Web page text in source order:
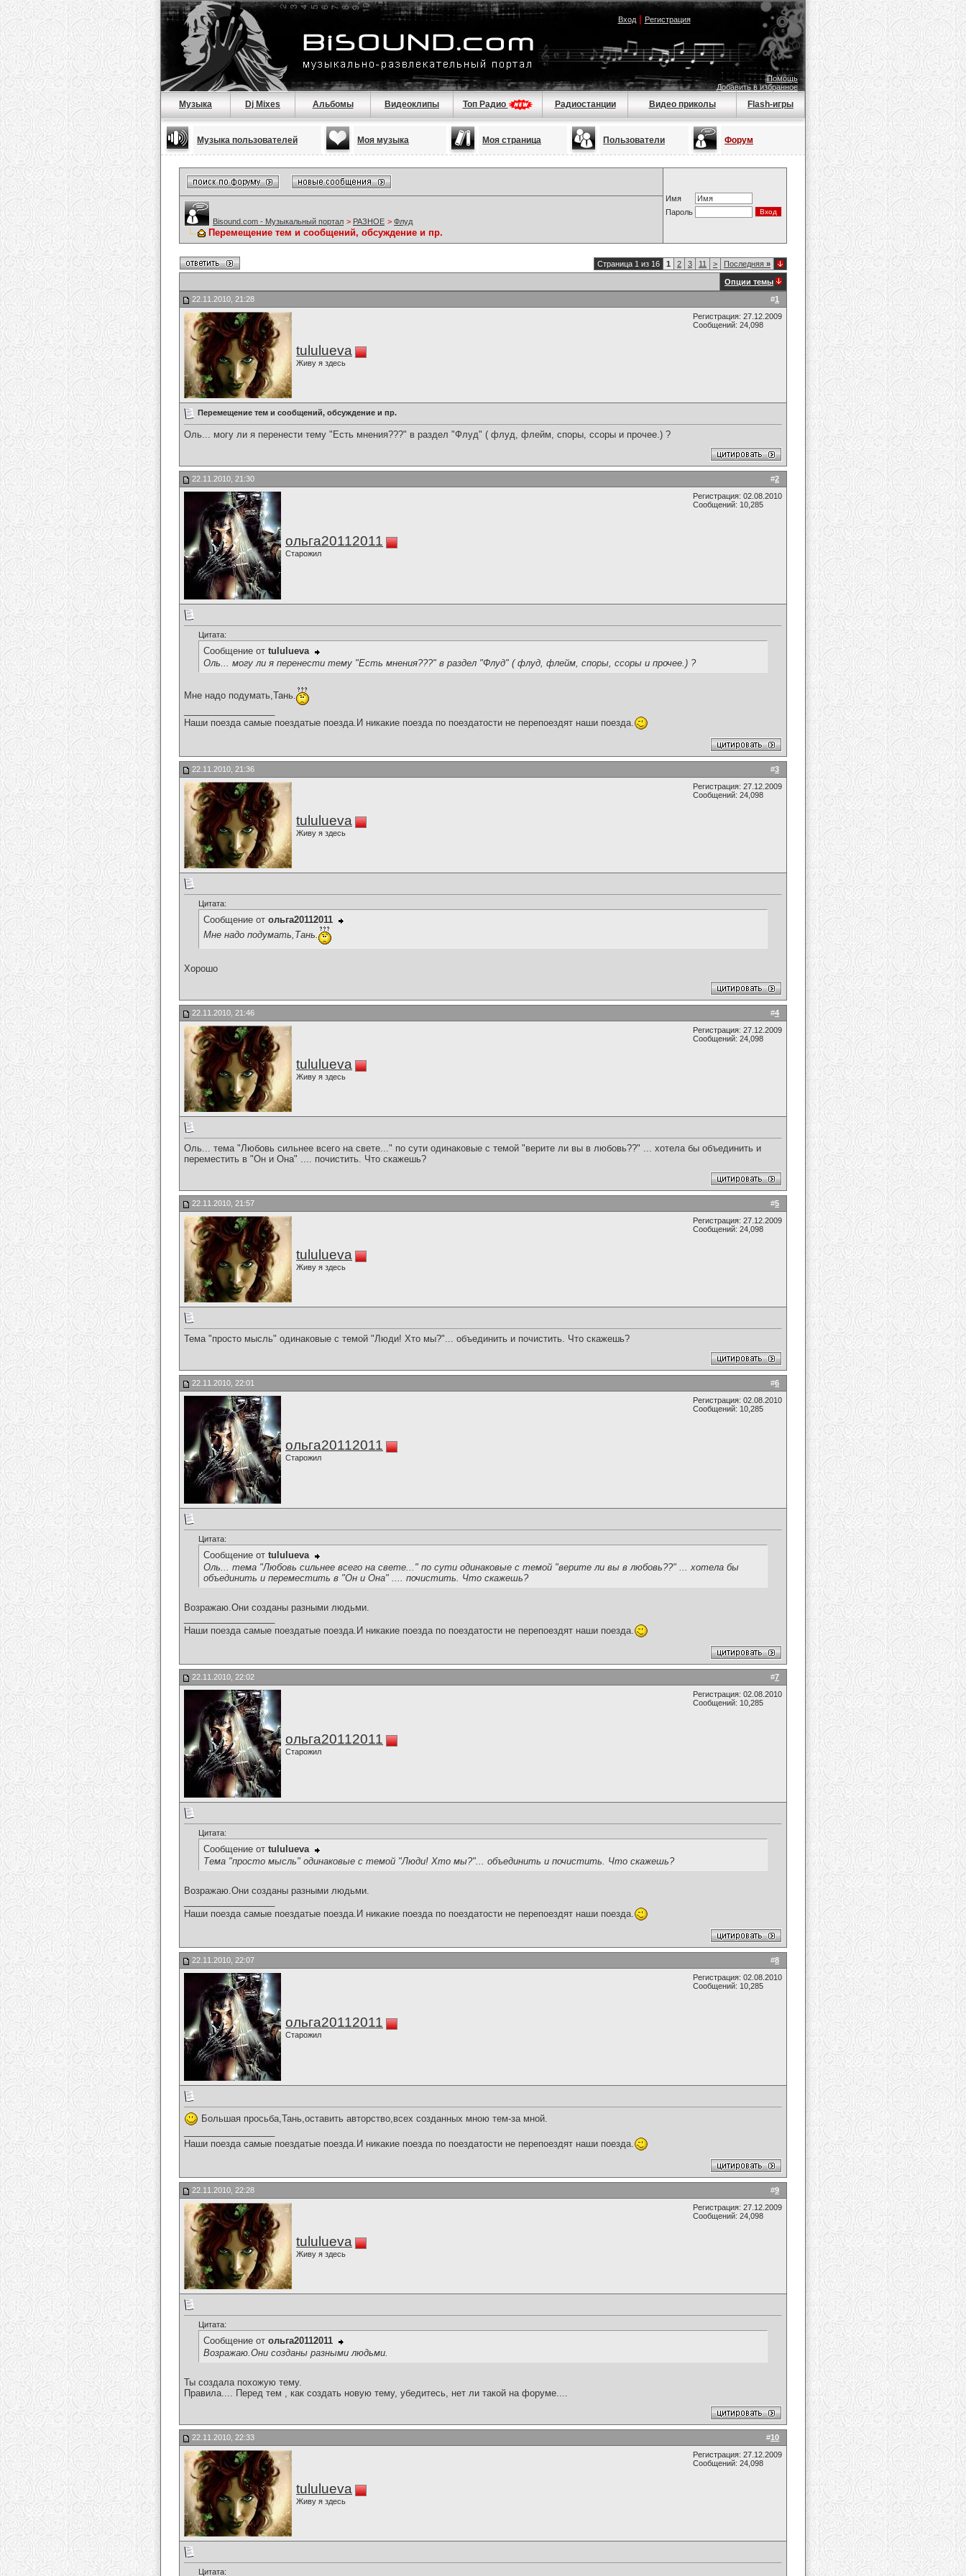
Вход| Регистрация
Помощь
Добавить в избранное
Музыка Dj Mixes Альбомы Видеоклипы Топ Радио Радиостанции Видео приколы Flash-игры
Музыка пользователей Моя музыка Моя страница Пользователи Форум
Имя
Пароль
Bisound.com - Музыкальный портал > РАЗНОЕ > Флуд
Перемещение тем и сообщений, обсуждение и пр.
Страница 1 из 16 1 2 3 11 > Последняя »
Опции темы
#1
22.11.2010, 21:28
tululueva
Живу я здесь
Регистрация: 27.12.2009
Сообщений: 24,098
Перемещение тем и сообщений, обсуждение и пр.
Оль... могу ли я перенести тему "Есть мнения???" в раздел "Флуд" ( флуд, флейм, споры, ссоры и прочее.) ?
#2
22.11.2010, 21:30
ольга20112011
Старожил
Регистрация: 02.08.2010
Сообщений: 10,285
Цитата:
Сообщение от tululueva
Оль... могу ли я перенести тему "Есть мнения???" в раздел "Флуд" ( флуд, флейм, споры, ссоры и прочее.) ?
Мне надо подумать,Тань.
Наши поезда самые поездатые поезда.И никакие поезда по поездатости не перепоездят наши поезда.
#3
22.11.2010, 21:36
tululueva
Живу я здесь
Регистрация: 27.12.2009
Сообщений: 24,098
Цитата:
Сообщение от ольга20112011
Мне надо подумать,Тань.
Хорошо
#4
22.11.2010, 21:46
tululueva
Живу я здесь
Регистрация: 27.12.2009
Сообщений: 24,098
Оль... тема "Любовь сильнее всего на свете..." по сути одинаковые с темой "верите ли вы в любовь??" ... хотела бы объединить и
переместить в "Он и Она" .... почистить. Что скажешь?
#5
22.11.2010, 21:57
tululueva
Живу я здесь
Регистрация: 27.12.2009
Сообщений: 24,098
Тема "просто мысль" одинаковые с темой "Люди! Хто мы?"... объединить и почистить. Что скажешь?
#6
22.11.2010, 22:01
ольга20112011
Старожил
Регистрация: 02.08.2010
Сообщений: 10,285
Цитата:
Сообщение от tululueva
Оль... тема "Любовь сильнее всего на свете..." по сути одинаковые с темой "верите ли вы в любовь??" ... хотела бы
объединить и переместить в "Он и Она" .... почистить. Что скажешь?
Возражаю.Они созданы разными людьми.
Наши поезда самые поездатые поезда.И никакие поезда по поездатости не перепоездят наши поезда.
#7
22.11.2010, 22:02
ольга20112011
Старожил
Регистрация: 02.08.2010
Сообщений: 10,285
Цитата:
Сообщение от tululueva
Тема "просто мысль" одинаковые с темой "Люди! Хто мы?"... объединить и почистить. Что скажешь?
Возражаю.Они созданы разными людьми.
Наши поезда самые поездатые поезда.И никакие поезда по поездатости не перепоездят наши поезда.
#8
22.11.2010, 22:07
ольга20112011
Старожил
Регистрация: 02.08.2010
Сообщений: 10,285
Большая просьба,Тань,оставить авторство,всех созданных мною тем-за мной.
Наши поезда самые поездатые поезда.И никакие поезда по поездатости не перепоездят наши поезда.
#9
22.11.2010, 22:28
tululueva
Живу я здесь
Регистрация: 27.12.2009
Сообщений: 24,098
Цитата:
Сообщение от ольга20112011
Возражаю.Они созданы разными людьми.
Ты создала похожую тему.
Правила.... Перед тем , как создать новую тему, убедитесь, нет ли такой на форуме....
#10
22.11.2010, 22:33
tululueva
Живу я здесь
Регистрация: 27.12.2009
Сообщений: 24,098
Цитата: